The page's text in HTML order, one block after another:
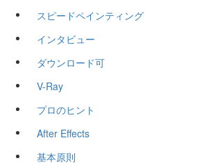
スピードペインティング
インタビュー
ダウンロード可
V-Ray
プロのヒント
After Effects
基本原則